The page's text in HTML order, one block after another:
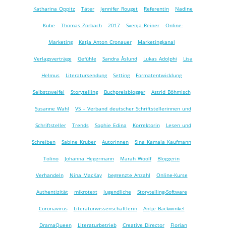
Katharina Oppitz Täter Jennifer Rouget Referentin Nadine
Kube Thomas Zorbach 2017 Svenja Reiner Online-
Marketing Katja Anton Cronauer Marketingkanal
Verlagsverträge Gefühle Sandra Åslund Lukas Adolphi Lisa
Helmus Literatursendung Setting Formatentwicklung
Selbstzweifel Storytelling Buchpreisblogger Astrid Böhmisch
Susanne Wahl VS – Verband deutscher Schriftstellerinnen und
Schriftsteller Trends Sophie Edina Korrektorin Lesen und
Schreiben Sabine Kruber Autorinnen Sina Kamala Kaufmann
Tolino Johanna Hegermann Marah Woolf Bloggerin
Verhandeln Nina MacKay begrenzte Anzahl Online-Kurse
Authentizität mikrotext Jugendliche Storytelling-Software
Coronavirus Literaturwissenschaftlerin Antje Backwinkel
DramaQueen Literaturbetrieb Creative Director Florian